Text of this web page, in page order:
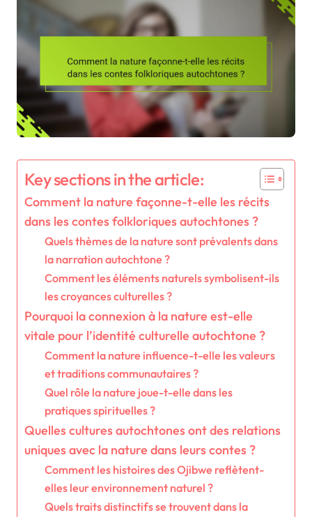
Key sections in the article:
Comment la nature façonne-t-elle les récits
dans les contes folkloriques autochtones ?
Quels thèmes de la nature sont prévalents dans
la narration autochtone ?
Comment les éléments naturels symbolisent-ils
les croyances culturelles ?
Pourquoi la connexion à la nature est-elle
vitale pour l’identité culturelle autochtone ?
Comment la nature influence-t-elle les valeurs
et traditions communautaires ?
Quel rôle la nature joue-t-elle dans les
pratiques spirituelles ?
Quelles cultures autochtones ont des relations
uniques avec la nature dans leurs contes ?
Comment les histoires des Ojibwe reflètent-
elles leur environnement naturel ?
Quels traits distinctifs se trouvent dans la